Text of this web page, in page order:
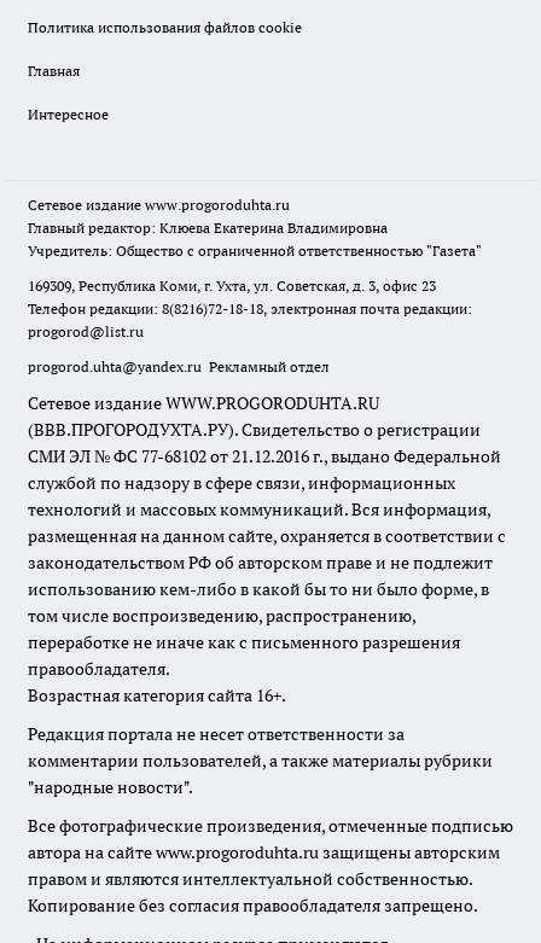
Политика использования файлов cookie
Главная
Интересное
Сетевое издание www.progoroduhta.ru
Главный редактор: Клюева Екатерина Владимировна
Учредитель: Общество с ограниченной ответственностью "Газета"
169309, Республика Коми, г. Ухта, ул. Советская, д. 3, офис 23
Телефон редакции: 8(8216)72-18-18, электронная почта редакции:
progorod@list.ru
progorod.uhta@yandex.ru Рекламный отдел
Сетевое издание WWW.PROGORODUHTA.RU
(ВВВ.ПРОГОРОДУХТА.РУ). Свидетельство о регистрации
СМИ ЭЛ № ФС 77-68102 от 21.12.2016 г., выдано Федеральной
службой по надзору в сфере связи, информационных
технологий и массовых коммуникаций. Вся информация,
размещенная на данном сайте, охраняется в соответствии с
законодательством РФ об авторском праве и не подлежит
использованию кем-либо в какой бы то ни было форме, в
том числе воспроизведению, распространению,
переработке не иначе как с письменного разрешения
правообладателя.
Возрастная категория сайта 16+.
Редакция портала не несет ответственности за
комментарии пользователей, а также материалы рубрики
"народные новости".
Все фотографические произведения, отмеченные подписью
автора на сайте www.progoroduhta.ru защищены авторским
правом и являются интеллектуальной собственностью.
Копирование без согласия правообладателя запрещено.